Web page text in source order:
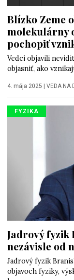
Blízko Zeme
molekulárny
pochopiť
Vedci objavili
objasniť, ako
4. mája 2025 VEDA NA
FYZIKA
Jadrový fyzik
nezávisle od
Jadrový fyzik
objavoch fyziky,